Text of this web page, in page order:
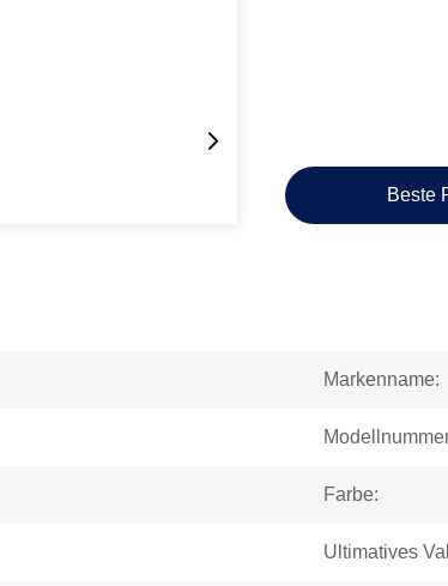
Beste
Markenname:
Farbe:
Ultimatives